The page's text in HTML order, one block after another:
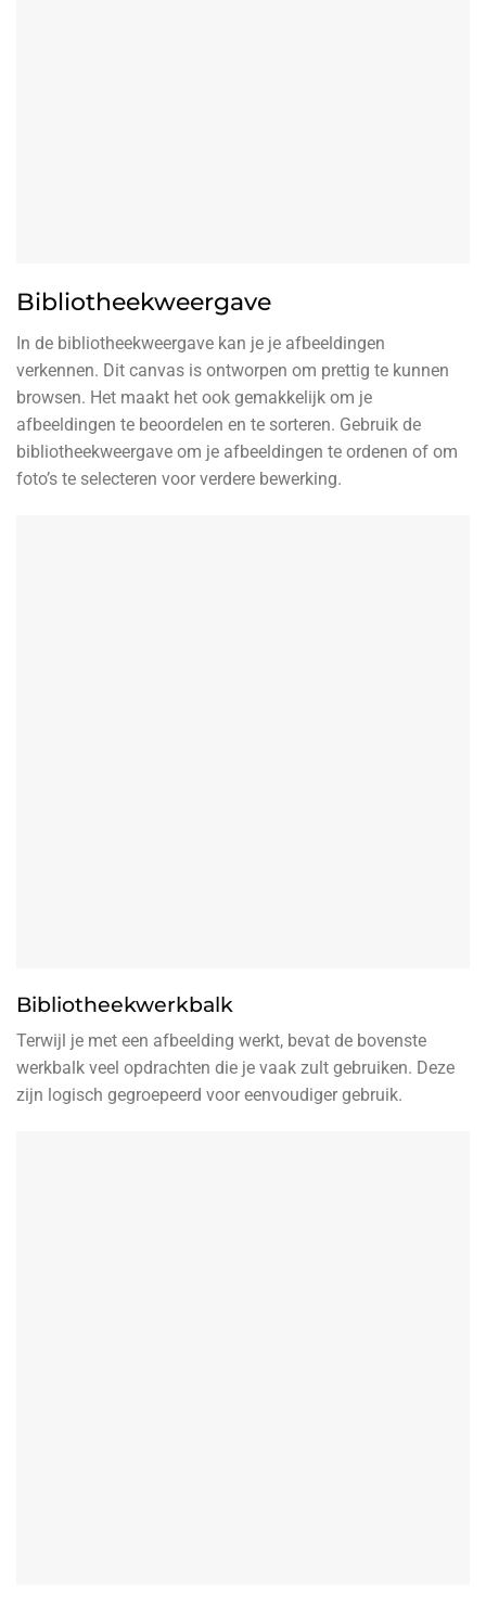
Bibliotheekweergave
In de bibliotheekweergave kan je je afbeeldingen
verkennen. Dit canvas is ontworpen om prettig te kunnen
browsen. Het maakt het ook gemakkelijk om je
afbeeldingen te beoordelen en te sorteren. Gebruik de
bibliotheekweergave om je afbeeldingen te ordenen of om
foto’s te selecteren voor verdere bewerking.
Bibliotheekwerkbalk
Terwijl je met een afbeelding werkt, bevat de bovenste
werkbalk veel opdrachten die je vaak zult gebruiken. Deze
zijn logisch gegroepeerd voor eenvoudiger gebruik.